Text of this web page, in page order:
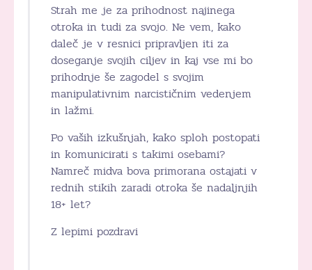
Strah me je za prihodnost najinega
otroka in tudi za svojo. Ne vem, kako
daleč je v resnici pripravljen iti za
doseganje svojih ciljev in kaj vse mi bo
prihodnje še zagodel s svojim
manipulativnim narcističnim vedenjem
in lažmi.
Po vaših izkušnjah, kako sploh postopati
in komunicirati s takimi osebami?
Namreč midva bova primorana ostajati v
rednih stikih zaradi otroka še nadaljnjih
18+ let?
Z lepimi pozdravi